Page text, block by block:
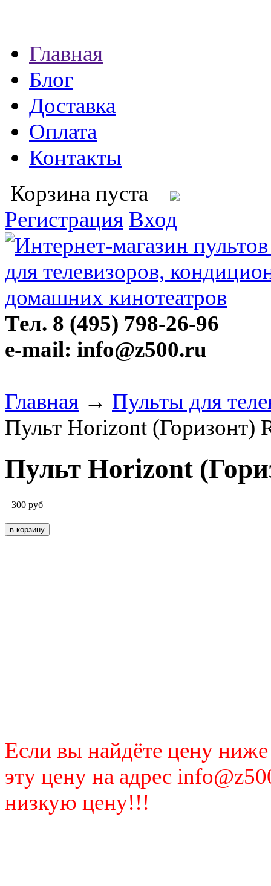
Главная
Блог
Доставка
Оплата
Контакты
Корзина пуста
Регистрация Вход
Тел. 8 (495) 798-26-96
e-mail: info@z500.ru
Главная → Пульты для
Пульт Horizont (Горизонт)
Пульт Horizont
300 руб
Если вы найдёте цену
эту цену на адрес
низкую цену!!!